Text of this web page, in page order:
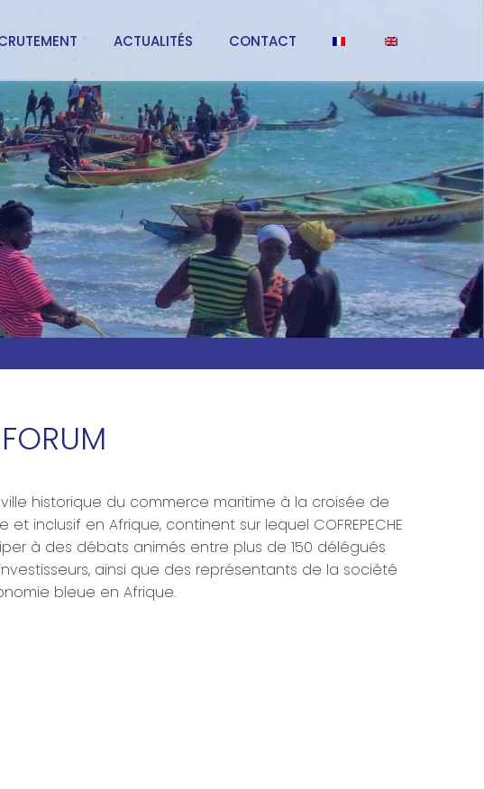
ACTUALITÉS CONTACT
ville historique du commerce maritime à la croisée de
inclusif en Afrique, continent sur lequel COFREPECHE
à des débats animés entre plus de 150 délégués
ainsi que des représentants de la société
bleue en Afrique.